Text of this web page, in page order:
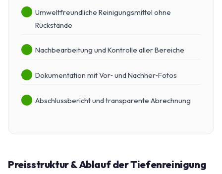
Umweltfreundliche Reinigungsmittel ohne
Rückstände
Nachbearbeitung und Kontrolle aller Bereiche
Dokumentation mit Vor‑ und Nachher‑Fotos
Abschlussbericht und transparente Abrechnung
Preisstruktur & Ablauf der Tiefenreinigung